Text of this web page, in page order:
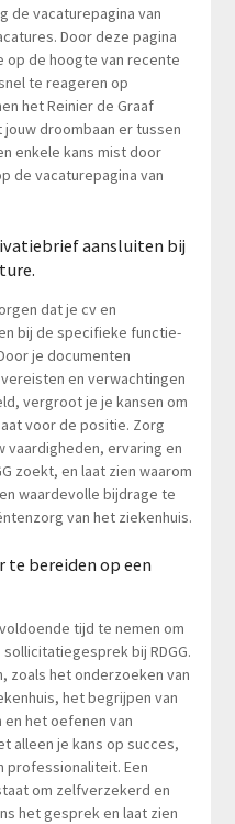
de vacaturepagina van
Door deze pagina
de hoogte van recente
te reageren op
het Reinier de Graaf
jouw droombaan er tussen
enkele kans mist door
de vacaturepagina van
aansluiten bij
dat je cv en
bij de specifieke functie-
je documenten
en verwachtingen
vergroot je je kansen om
voor de positie. Zorg
vaardigheden, ervaring en
zoekt, en laat zien waarom
waardevolle bijdrage te
van het ziekenhuis.
te bereiden op een
tijd te nemen om
bij RDGG.
zoals het onderzoeken van
het begrijpen van
het oefenen van
alleen je kans op succes,
professionaliteit. Een
om zelfverzekerd en
het gesprek en laat zien